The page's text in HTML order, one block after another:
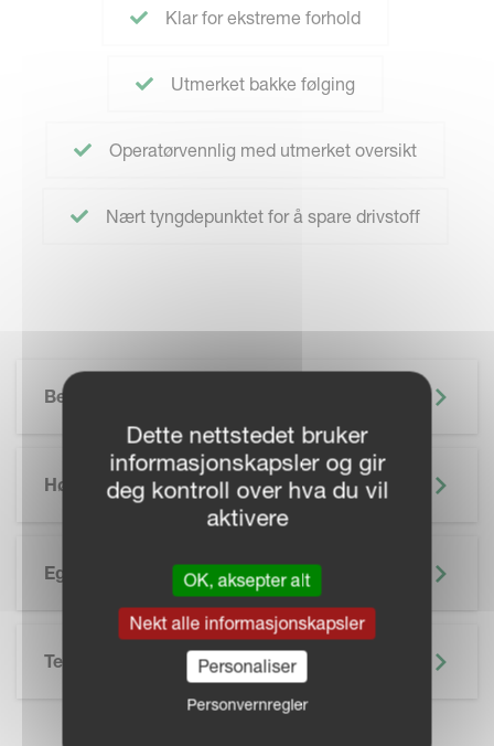
Klar for ekstreme forhold
Utmerket bakke følging
Operatørvennlig med utmerket oversikt
Nært tyngdepunktet for å spare drivstoff
Beskrivelse
Høydepunkter
Egenskaper
Tekniske Spesifikasjoner
Dette nettstedet bruker
informasjonskapsler og gir
deg kontroll over hva du vil
aktivere
OK, aksepter alt
Nekt alle informasjonskapsler
Personaliser
Personvernregler